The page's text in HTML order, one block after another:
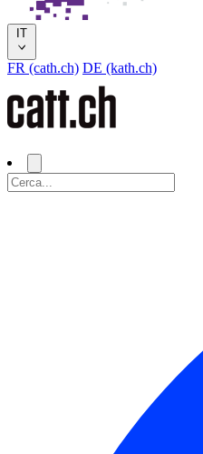
IT
FR (cath.ch) DE (kath.ch)